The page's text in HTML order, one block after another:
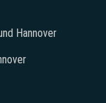
Hannover